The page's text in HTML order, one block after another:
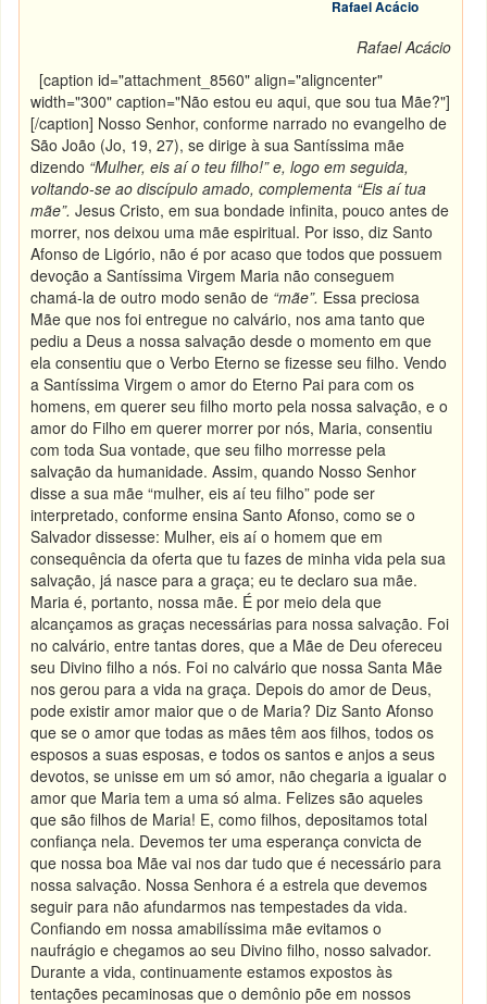
Rafael Acácio
Rafael Acácio
[caption id="attachment_8560" align="aligncenter"
width="300" caption="Não estou eu aqui, que sou tua Mãe?"]
[/caption] Nosso Senhor, conforme narrado no evangelho de
São João (Jo, 19, 27), se dirige à sua Santíssima mãe
dizendo “Mulher, eis aí o teu filho!” e, logo em seguida,
voltando-se ao discípulo amado, complementa “Eis aí tua
mãe”. Jesus Cristo, em sua bondade infinita, pouco antes de
morrer, nos deixou uma mãe espiritual. Por isso, diz Santo
Afonso de Ligório, não é por acaso que todos que possuem
devoção a Santíssima Virgem Maria não conseguem
chamá-la de outro modo senão de “mãe”. Essa preciosa
Mãe que nos foi entregue no calvário, nos ama tanto que
pediu a Deus a nossa salvação desde o momento em que
ela consentiu que o Verbo Eterno se fizesse seu filho. Vendo
a Santíssima Virgem o amor do Eterno Pai para com os
homens, em querer seu filho morto pela nossa salvação, e o
amor do Filho em querer morrer por nós, Maria, consentiu
com toda Sua vontade, que seu filho morresse pela
salvação da humanidade. Assim, quando Nosso Senhor
disse a sua mãe “mulher, eis aí teu filho” pode ser
interpretado, conforme ensina Santo Afonso, como se o
Salvador dissesse: Mulher, eis aí o homem que em
consequência da oferta que tu fazes de minha vida pela sua
salvação, já nasce para a graça; eu te declaro sua mãe.
Maria é, portanto, nossa mãe. É por meio dela que
alcançamos as graças necessárias para nossa salvação. Foi
no calvário, entre tantas dores, que a Mãe de Deu ofereceu
seu Divino filho a nós. Foi no calvário que nossa Santa Mãe
nos gerou para a vida na graça. Depois do amor de Deus,
pode existir amor maior que o de Maria? Diz Santo Afonso
que se o amor que todas as mães têm aos filhos, todos os
esposos a suas esposas, e todos os santos e anjos a seus
devotos, se unisse em um só amor, não chegaria a igualar o
amor que Maria tem a uma só alma. Felizes são aqueles
que são filhos de Maria! E, como filhos, depositamos total
confiança nela. Devemos ter uma esperança convicta de
que nossa boa Mãe vai nos dar tudo que é necessário para
nossa salvação. Nossa Senhora é a estrela que devemos
seguir para não afundarmos nas tempestades da vida.
Confiando em nossa amabilíssima mãe evitamos o
naufrágio e chegamos ao seu Divino filho, nosso salvador.
Durante a vida, continuamente estamos expostos às
tentações pecaminosas que o demônio põe em nossos